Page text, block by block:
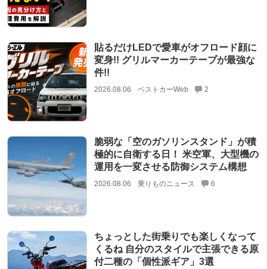
貼るだけLEDで愛車がオフロード顔に
変身!! グリルマーカーテープが最強な
件!!
2026.08.06 ベストカーWeb 2
脆弱な「空のガソリンスタンド」が積
極的に自衛する日！ 米空軍、大型機の
運用を一変させる防御システム構想
2026.08.06 乗りものニュース 6
ちょっとした街乗りでも楽しくなって
くるね 自分のスタイルで主張できる原
付二種の「個性派ギア」3選